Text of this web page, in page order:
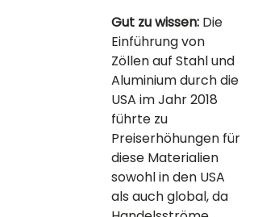
Gut zu wissen: Die
Einführung von
Zöllen auf Stahl und
Aluminium durch die
USA im Jahr 2018
führte zu
Preiserhöhungen für
diese Materialien
sowohl in den USA
als auch global, da